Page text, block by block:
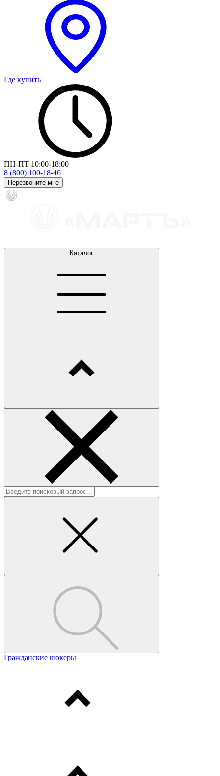
Где купить
ПН-ПТ 10:00-18:00
8 (800) 100-18-46
Перезвоните мне
Каталог
Гражданские шокеры